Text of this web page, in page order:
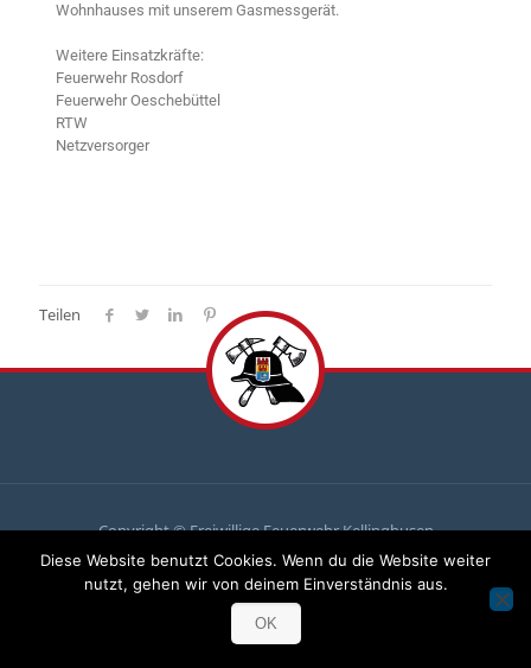
Wohnhauses mit unserem Gasmessgerät.
Weitere Einsatzkräfte:
Feuerwehr Rosdorf
Feuerwehr Oeschebüttel
RTW
Netzversorger
Teilen
Copyright © Freiwillige Feuerwehr Kellinghusen
Du brauchst uns, wir brauchen dich
Komm zu uns und mach mit!
Diese Website benutzt Cookies. Wenn du die Website weiter
nutzt, gehen wir von deinem Einverständnis aus.
OK